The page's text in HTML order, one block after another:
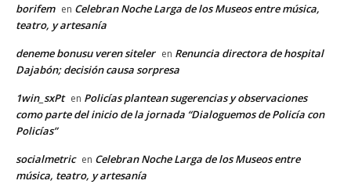
borifem en Celebran Noche Larga de los Museos entre música,
teatro, y artesanía
deneme bonusu veren siteler en Renuncia directora de hospital
Dajabón; decisión causa sorpresa
1win_sxPt en Policías plantean sugerencias y observaciones
como parte del inicio de la jornada “Dialoguemos de Policía con
Policías”
socialmetric en Celebran Noche Larga de los Museos entre
música, teatro, y artesanía